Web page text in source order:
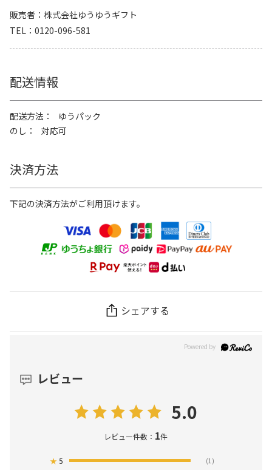
販売者
株式会社ゆうゆうギフト
TEL
0120-096-581
配送情報
配送方法
ゆうパック
のし
対応可
決済方法
下記の決済方法がご利用頂けます。
シェアする
レビュー
5.0
レビュー件数： 1件
★5 (1)